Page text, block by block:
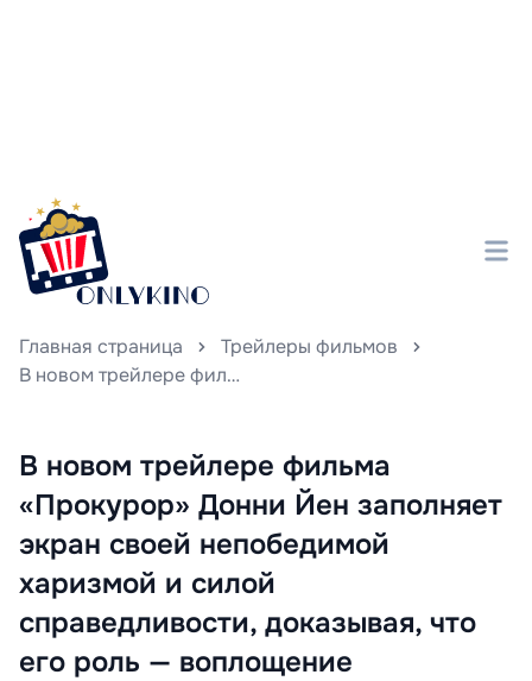
Главная страница
Трейлеры фильмов
В новом трейлере фильма «Прокурор» Донни Йен заполняет экран своей непобедимой харизмой и силой справедливости, доказывая, что его роль — воплощение правосудия в действии.
В новом трейлере фильма
«Прокурор» Донни Йен заполняет
экран своей непобедимой
харизмой и силой
справедливости, доказывая, что
его роль — воплощение